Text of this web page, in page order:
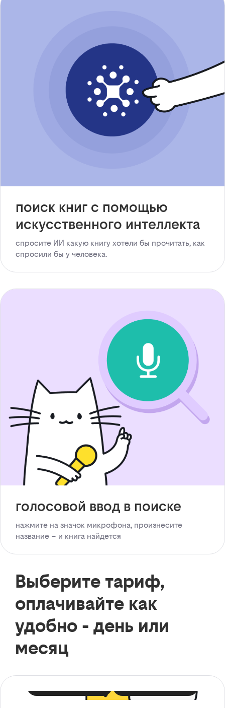
поиск книг с помощью
искусственного интеллекта
спросите ИИ какую книгу хотели бы прочитать, как
спросили бы у человека.
голосовой ввод в поиске
нажмите на значок микрофона, произнесите
название – и книга найдется
Выберите тариф,
оплачивайте как
удобно - день или
месяц